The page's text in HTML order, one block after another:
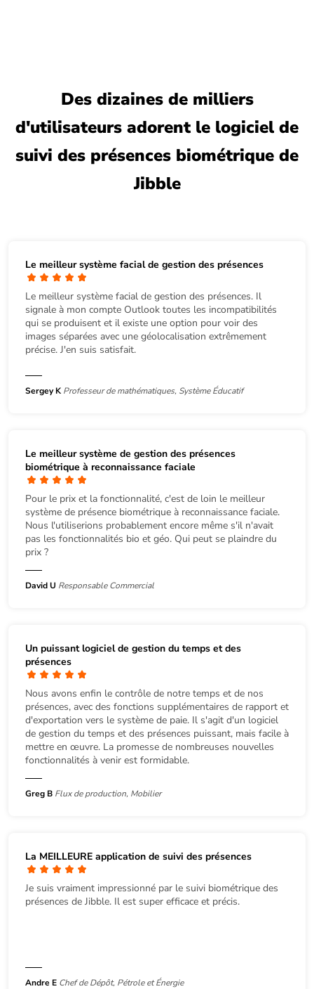
Des dizaines de milliers
d'utilisateurs adorent le logiciel de
suivi des présences biométrique de
Jibble
Le meilleur système facial de gestion des présences
Le meilleur système facial de gestion des présences. Il
signale à mon compte Outlook toutes les incompatibilités
qui se produisent et il existe une option pour voir des
images séparées avec une géolocalisation extrêmement
précise. J'en suis satisfait.
Sergey K Professeur de mathématiques, Système Éducatif
Le meilleur système de gestion des présences
biométrique à reconnaissance faciale
Pour le prix et la fonctionnalité, c'est de loin le meilleur
système de présence biométrique à reconnaissance faciale.
Nous l'utiliserions probablement encore même s'il n'avait
pas les fonctionnalités bio et géo. Qui peut se plaindre du
prix ?
David U Responsable Commercial
Un puissant logiciel de gestion du temps et des
présences
Nous avons enfin le contrôle de notre temps et de nos
présences, avec des fonctions supplémentaires de rapport et
d'exportation vers le système de paie. Il s'agit d'un logiciel
de gestion du temps et des présences puissant, mais facile à
mettre en œuvre. La promesse de nombreuses nouvelles
fonctionnalités à venir est formidable.
Greg B Flux de production, Mobilier
La MEILLEURE application de suivi des présences
Je suis vraiment impressionné par le suivi biométrique des
présences de Jibble. Il est super efficace et précis.
Andre E Chef de Dépôt, Pétrole et Énergie